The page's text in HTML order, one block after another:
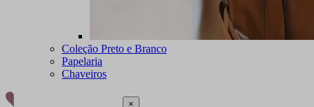
Coleção Preto e Branco
Papelaria
Chaveiros
×